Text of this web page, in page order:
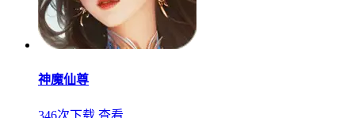
神魔仙尊